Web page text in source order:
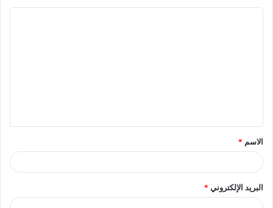
التطور التى تشهده مصر مؤخرا من تحديث البنية التحتية
حيث بدأت فاعليات الزيارة بالاستقبال بمبني قيادة الأكاديمية
الأكاديمية وتم عرض فيلم الأكاديمية العسكرية المصرية وتقديم
واجب الضيافة وتبادل الدروع ثم المرور علي المعامل الهندسية
الاسم *
البريد الإلكتروني *